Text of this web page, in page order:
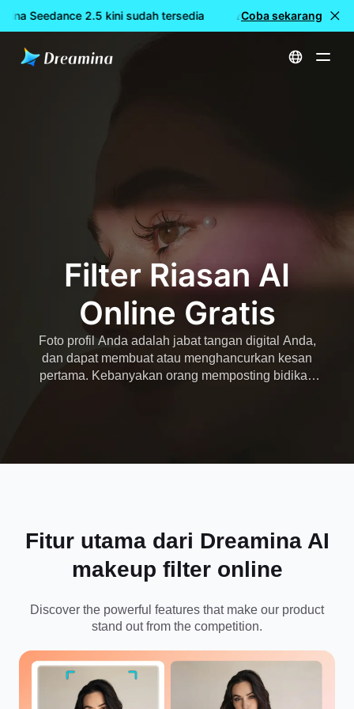
Seedance 2.5 kini sudah tersedia 🎉 Model baru LIVE:
Coba sekarang
Beranda Membuat Filter Riasan AI Online Gratis
Filter Riasan AI
Online Gratis
Foto profil Anda adalah jabat tangan digital Anda,
dan dapat membuat atau menghancurkan kesan
pertama. Kebanyakan orang memposting bidikan
Fitur utama dari Dreamina AI
makeup filter online
Discover the powerful features that make our product
stand out from the competition.